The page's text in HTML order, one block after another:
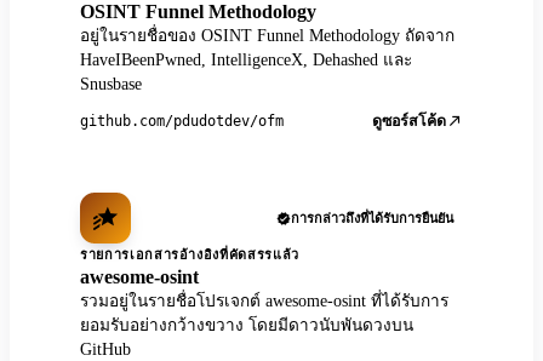
OSINT Funnel Methodology
อยู่ในรายชื่อของ OSINT Funnel Methodology ถัดจาก
HaveIBeenPwned, IntelligenceX, Dehashed และ
Snusbase
github.com/pdudotdev/ofm ดูซอร์สโค้ด
การกล่าวถึงที่ได้รับการยืนยัน
รายการเอกสารอ้างอิงที่คัดสรรแล้ว
awesome-osint
รวมอยู่ในรายชื่อโปรเจกต์ awesome-osint ที่ได้รับการ
ยอมรับอย่างกว้างขวาง โดยมีดาวนับพันดวงบน
GitHub